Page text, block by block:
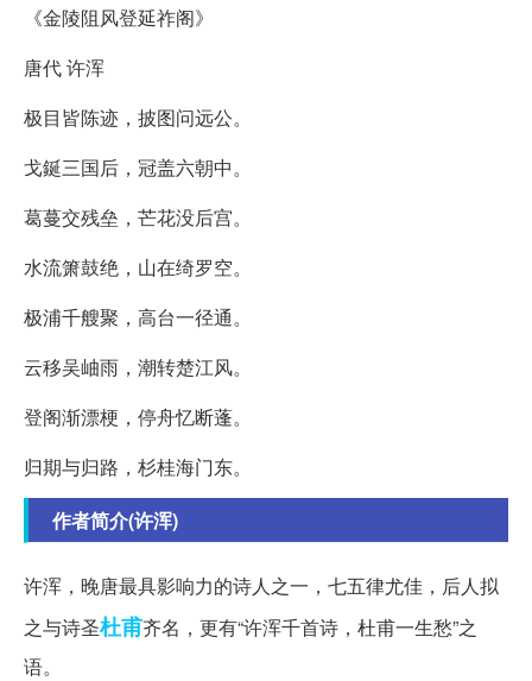
《金陵阻风登延祚阁》
唐代 许浑
极目皆陈迹，披图问远公。
戈鋋三国后，冠盖六朝中。
葛蔓交残垒，芒花没后宫。
水流箫鼓绝，山在绮罗空。
极浦千艘聚，高台一径通。
云移吴岫雨，潮转楚江风。
登阁渐漂梗，停舟忆断蓬。
归期与归路，杉桂海门东。
作者简介(许浑)
许浑，晚唐最具影响力的诗人之一，七五律尤佳，后人拟
之与诗圣杜甫齐名，更有“许浑千首诗，杜甫一生愁”之
语。